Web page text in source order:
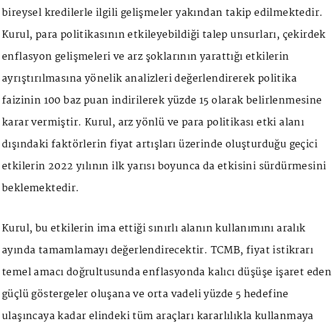
bireysel kredilerle ilgili gelişmeler yakından takip edilmektedir.
Kurul, para politikasının etkileyebildiği talep unsurları, çekirdek
enflasyon gelişmeleri ve arz şoklarının yarattığı etkilerin
ayrıştırılmasına yönelik analizleri değerlendirerek politika
faizinin 100 baz puan indirilerek yüzde 15 olarak belirlenmesine
karar vermiştir. Kurul, arz yönlü ve para politikası etki alanı
dışındaki faktörlerin fiyat artışları üzerinde oluşturduğu geçici
etkilerin 2022 yılının ilk yarısı boyunca da etkisini sürdürmesini
beklemektedir.
Kurul, bu etkilerin ima ettiği sınırlı alanın kullanımını aralık
ayında tamamlamayı değerlendirecektir. TCMB, fiyat istikrarı
temel amacı doğrultusunda enflasyonda kalıcı düşüşe işaret eden
güçlü göstergeler oluşana ve orta vadeli yüzde 5 hedefine
ulaşıncaya kadar elindeki tüm araçları kararlılıkla kullanmaya